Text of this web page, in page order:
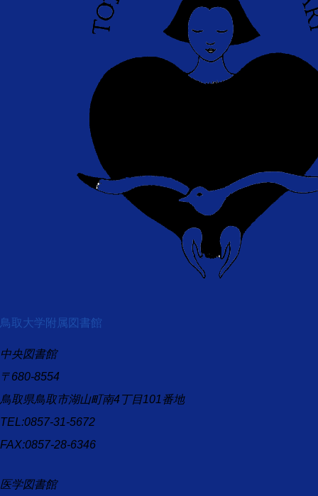
鳥取大学附属図書館
中央図書館
〒680-8554
鳥取県鳥取市湖山町南4丁目101番地
TEL:0857-31-5672
FAX:0857-28-6346
医学図書館